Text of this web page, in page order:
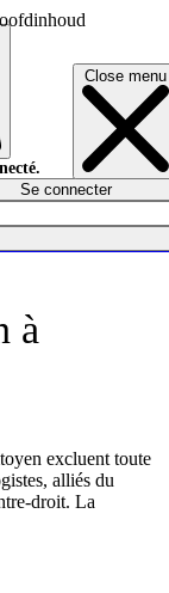
Close menu
Se connecter
à
excluent toute
alliés du
droit. La